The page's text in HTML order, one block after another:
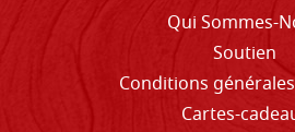
Qui Sommes-
Soutien
Conditions
Cartes-